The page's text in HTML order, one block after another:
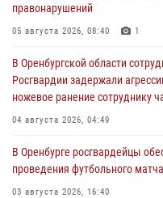
правонарушений
05 августа 2026, 08:40 1
В Оренбургской области
Росгвардии задержали
ножевое ранение сотруднику
04 августа 2026, 04:49
В Оренбурге росгвардейцы
проведения футбольного матча
03 августа 2026, 16:40